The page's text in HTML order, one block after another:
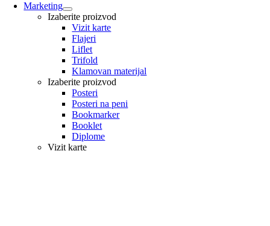
Marketing
Izaberite proizvod
Vizit karte
Flajeri
Liflet
Trifold
Klamovan materijal
Izaberite proizvod
Posteri
Posteri na peni
Bookmarker
Booklet
Diplome
Vizit karte